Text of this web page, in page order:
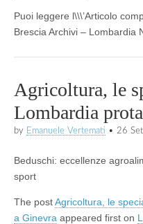
Puoi leggere l\\\’Articolo
Brescia Archivi – Lombardia
Agricoltura, le
Lombardia
by Emanuele Vertemati • 26
Beduschi: eccellenze
sport
The postAgricoltura, le
a Ginevra appeared first on